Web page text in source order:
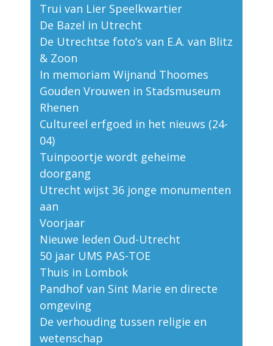
Trui van Lier Speelkwartier
De Bazel in Utrecht
De Utrechtse foto’s van E.A. van Blitz
& Zoon
In memoriam Wijnand Thoomes
Gouden Vrouwen in Stadsmuseum
Rhenen
Cultureel erfgoed in het nieuws (24-
04)
Tuinpoortje wordt geheime
doorgang
Utrecht wijst 36 jonge monumenten
aan
Voorjaar
Nieuwe leden Oud-Utrecht
50 jaar UMS PAS-TOE
Thuis in Lombok
Pandhof van Sint Marie en directe
omgeving
De verhouding tussen religie en
wetenschap